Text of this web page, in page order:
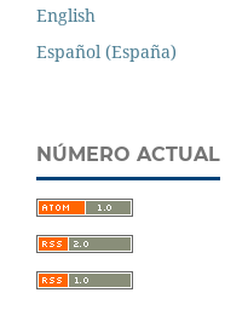
English
Español (España)
NÚMERO ACTUAL